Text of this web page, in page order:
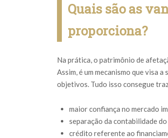
Quais são as
proporciona?
Na prática, o patrimônio de
Assim, é um mecanismo que visa
objetivos. Tudo isso consegue
maior confiança no mercado
separação da contabilidade
crédito referente ao